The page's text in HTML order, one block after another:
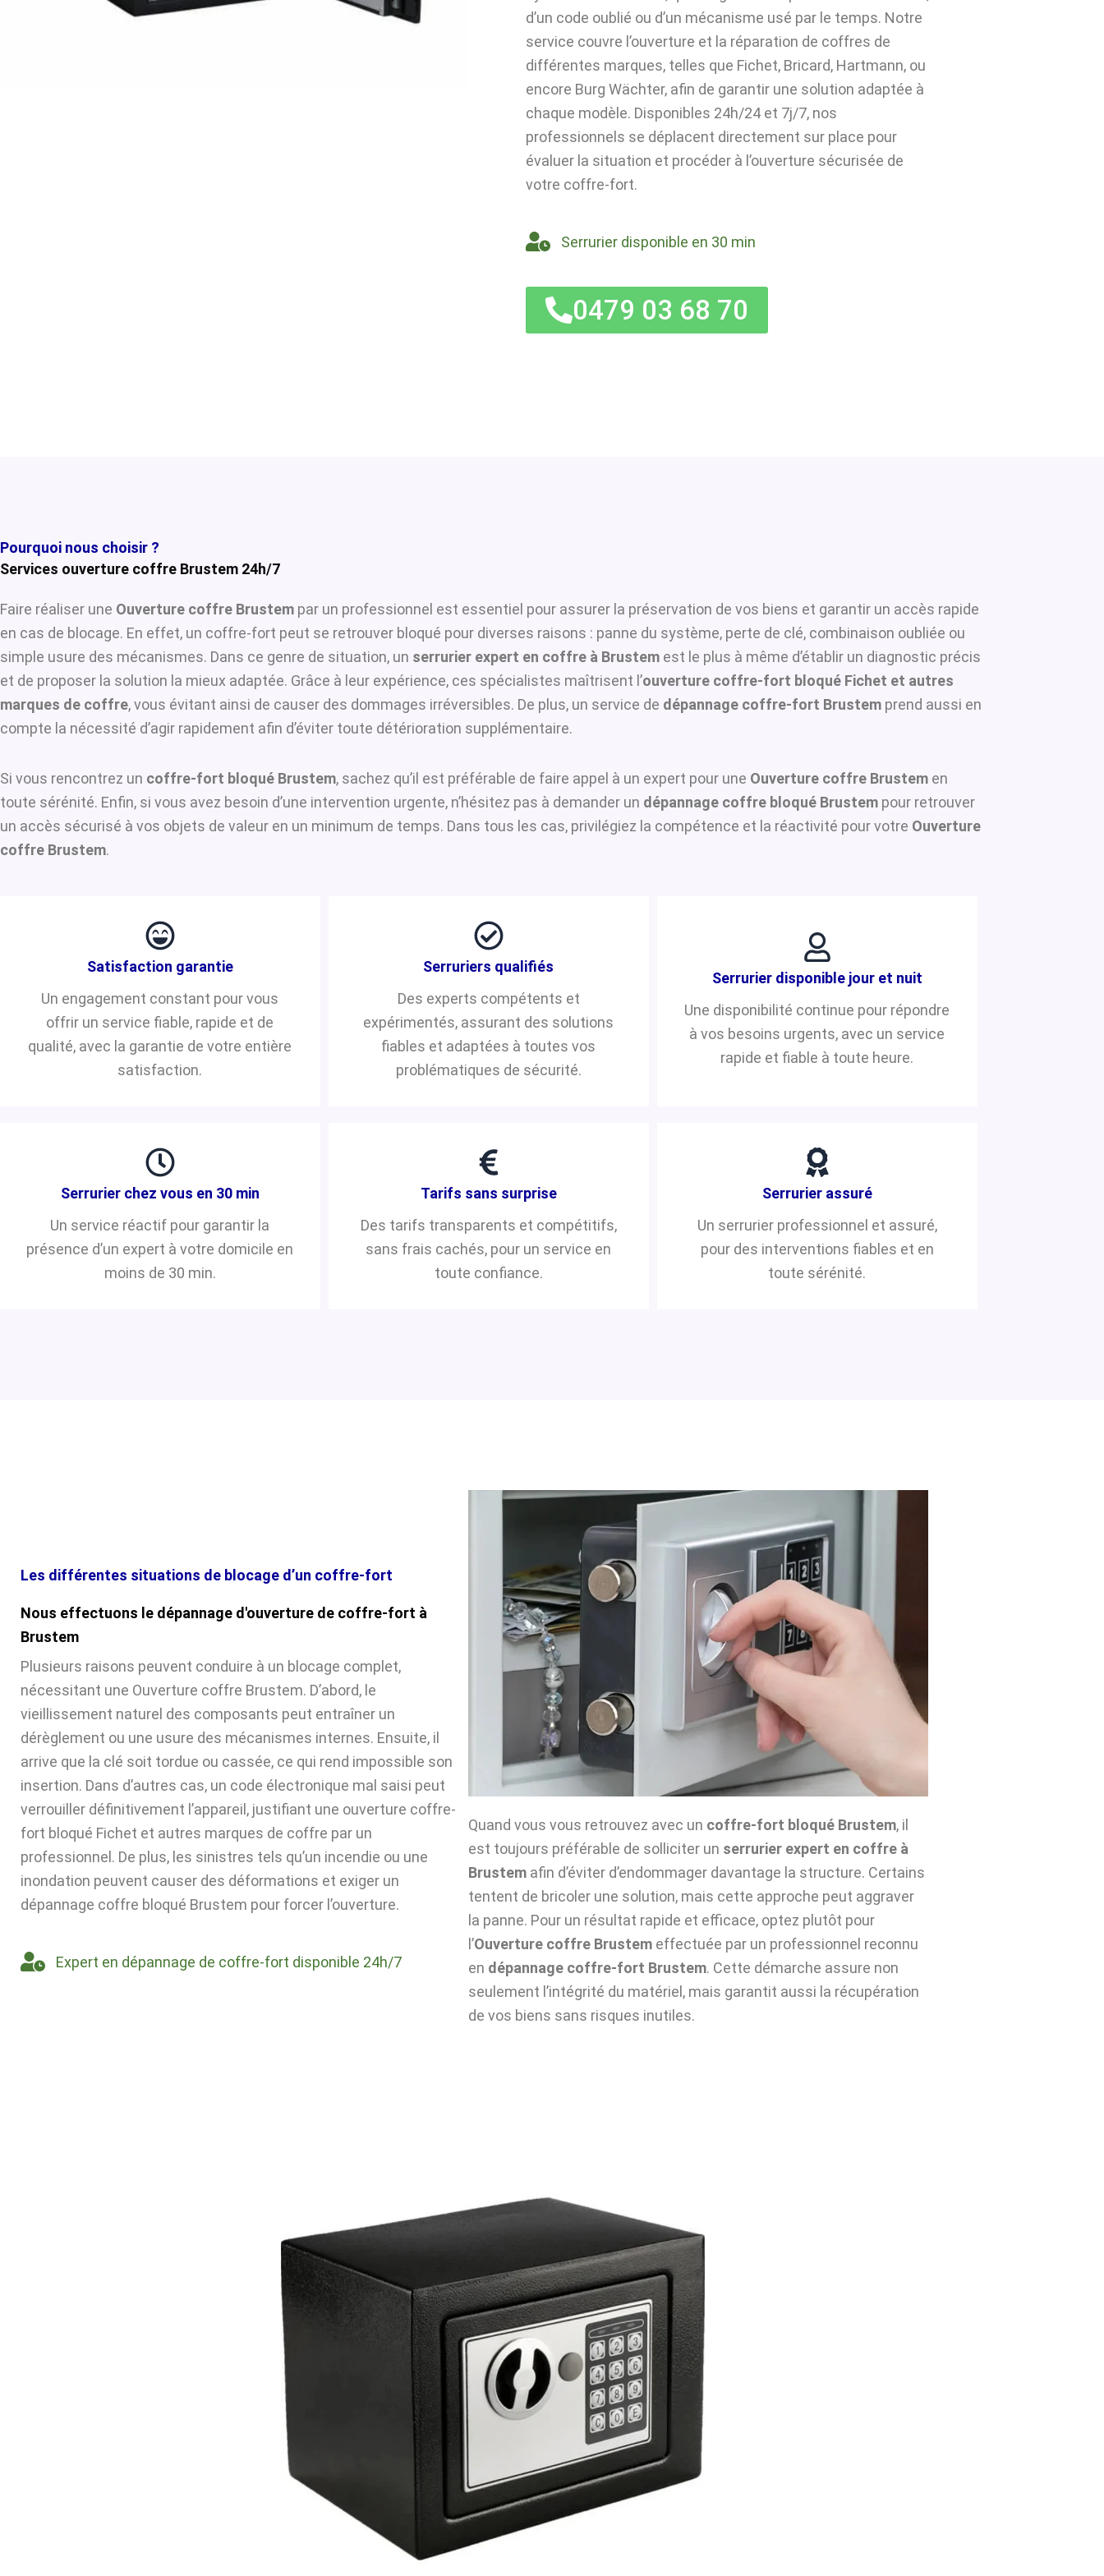
d’un code oublié ou d’un mécanisme usé par le temps. Notre
service couvre l’ouverture et la réparation de coffres de
différentes marques, telles que Fichet, Bricard, Hartmann, ou
encore Burg Wächter, afin de garantir une solution adaptée à
chaque modèle. Disponibles 24h/24 et 7j/7, nos
professionnels se déplacent directement sur place pour
évaluer la situation et procéder à l’ouverture sécurisée de
votre coffre-fort.
Serrurier disponible en 30 min
0479 03 68 70
Pourquoi nous choisir ?
Services ouverture coffre Brustem 24h/7
Faire réaliser une Ouverture coffre Brustem par un professionnel est essentiel pour assurer la préservation de vos biens et garantir un accès rapide
en cas de blocage. En effet, un coffre-fort peut se retrouver bloqué pour diverses raisons : panne du système, perte de clé, combinaison oubliée ou
simple usure des mécanismes. Dans ce genre de situation, un serrurier expert en coffre à Brustem est le plus à même d’établir un diagnostic précis
et de proposer la solution la mieux adaptée. Grâce à leur expérience, ces spécialistes maîtrisent l’ouverture coffre-fort bloqué Fichet et autres
marques de coffre, vous évitant ainsi de causer des dommages irréversibles. De plus, un service de dépannage coffre-fort Brustem prend aussi en
compte la nécessité d’agir rapidement afin d’éviter toute détérioration supplémentaire.
Si vous rencontrez un coffre-fort bloqué Brustem, sachez qu’il est préférable de faire appel à un expert pour une Ouverture coffre Brustem en
toute sérénité. Enfin, si vous avez besoin d’une intervention urgente, n’hésitez pas à demander un dépannage coffre bloqué Brustem pour retrouver
un accès sécurisé à vos objets de valeur en un minimum de temps. Dans tous les cas, privilégiez la compétence et la réactivité pour votre Ouverture
coffre Brustem.
Satisfaction garantie
Un engagement constant pour vous
offrir un service fiable, rapide et de
qualité, avec la garantie de votre entière
satisfaction.
Serruriers qualifiés
Des experts compétents et
expérimentés, assurant des solutions
fiables et adaptées à toutes vos
problématiques de sécurité.
Serrurier disponible jour et nuit
Une disponibilité continue pour répondre
à vos besoins urgents, avec un service
rapide et fiable à toute heure.
Serrurier chez vous en 30 min
Un service réactif pour garantir la
présence d’un expert à votre domicile en
moins de 30 min.
Tarifs sans surprise
Des tarifs transparents et compétitifs,
sans frais cachés, pour un service en
toute confiance.
Serrurier assuré
Un serrurier professionnel et assuré,
pour des interventions fiables et en
toute sérénité.
Les différentes situations de blocage d’un coffre-fort
Nous effectuons le dépannage d'ouverture de coffre-fort à
Brustem
Plusieurs raisons peuvent conduire à un blocage complet,
nécessitant une Ouverture coffre Brustem. D’abord, le
vieillissement naturel des composants peut entraîner un
dérèglement ou une usure des mécanismes internes. Ensuite, il
arrive que la clé soit tordue ou cassée, ce qui rend impossible son
insertion. Dans d’autres cas, un code électronique mal saisi peut
verrouiller définitivement l’appareil, justifiant une ouverture coffre-
fort bloqué Fichet et autres marques de coffre par un
professionnel. De plus, les sinistres tels qu’un incendie ou une
inondation peuvent causer des déformations et exiger un
dépannage coffre bloqué Brustem pour forcer l’ouverture.
Expert en dépannage de coffre-fort disponible 24h/7
Quand vous vous retrouvez avec un coffre-fort bloqué Brustem, il
est toujours préférable de solliciter un serrurier expert en coffre à
Brustem afin d’éviter d’endommager davantage la structure. Certains
tentent de bricoler une solution, mais cette approche peut aggraver
la panne. Pour un résultat rapide et efficace, optez plutôt pour
l’Ouverture coffre Brustem effectuée par un professionnel reconnu
en dépannage coffre-fort Brustem. Cette démarche assure non
seulement l’intégrité du matériel, mais garantit aussi la récupération
de vos biens sans risques inutiles.